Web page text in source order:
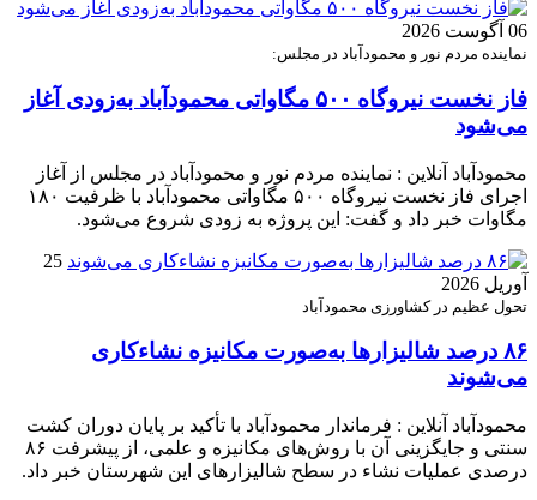
06 آگوست 2026
نماینده مردم نور و محمودآباد در مجلس:
فاز نخست نیروگاه ۵۰۰ مگاواتی محمودآباد به‌زودی آغاز
می‌شود
محمودآباد آنلاین : نماینده مردم نور و محمودآباد در مجلس از آغاز
اجرای فاز نخست نیروگاه ۵۰۰ مگاواتی محمودآباد با ظرفیت ۱۸۰
مگاوات خبر داد و گفت: این پروژه به زودی شروع می‌شود.
25
آوریل 2026
تحول عظیم در کشاورزی محمودآباد
۸۶ درصد شالیزارها به‌صورت مکانیزه نشاءکاری
می‌شوند
محمودآباد آنلاین : فرماندار محمودآباد با تأکید بر پایان دوران کشت
سنتی و جایگزینی آن با روش‌های مکانیزه و علمی، از پیشرفت ۸۶
درصدی عملیات نشاء در سطح شالیزارهای این شهرستان خبر داد.